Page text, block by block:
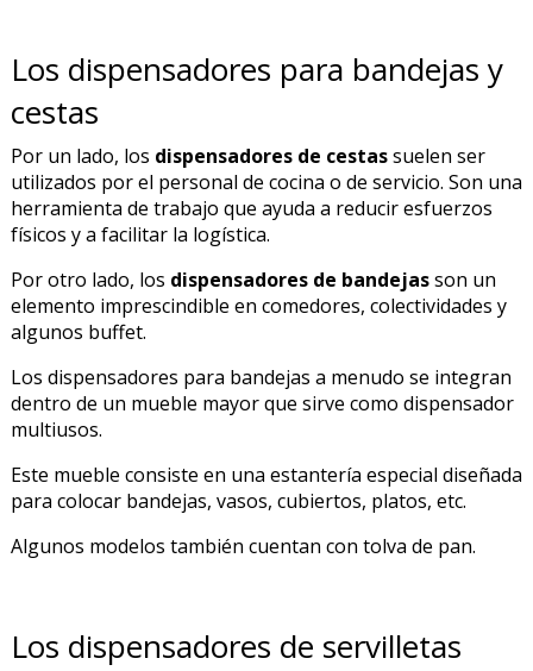
Los dispensadores para bandejas y
cestas
Por un lado, los dispensadores de cestassuelen ser
utilizados por el personal de cocina o de servicio. Son una
herramienta de trabajo que ayuda a reducir esfuerzos
físicos y a facilitar la logística.
Por otro lado, los dispensadores de bandejasson un
elemento imprescindible en comedores, colectividades y
algunos buffet.
Los dispensadores para bandejas a menudo se integran
dentro de un mueble mayor que sirve como dispensador
multiusos.
Este mueble consiste en una estantería especial diseñada
para colocar bandejas, vasos, cubiertos, platos, etc.
Algunos modelos también cuentan con tolva de pan.
Los dispensadores de servilletas